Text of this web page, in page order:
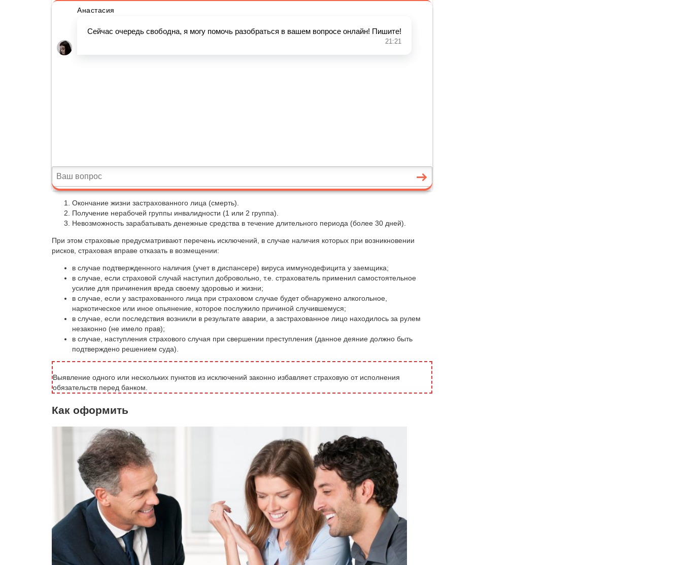
Окончание жизни застрахованного лица (смерть).
Получение нерабочей группы инвалидности (1 или 2 группа).
Невозможность зарабатывать денежные средства в течение длительного периода (более 30 дней).
При этом страховые предусматривают перечень исключений, в случае наличия которых при возникновении
рисков, страховая вправе отказать в возмещении:
в случае подтвержденного наличия (учет в диспансере) вируса иммунодефицита у заемщика;
в случае, если страховой случай наступил добровольно, т.е. страхователь применил самостоятельное
усилие для причинения вреда своему здоровью и жизни;
в случае, если у застрахованного лица при страховом случае будет обнаружено алкогольное,
наркотическое или иное опьянение, которое послужило причиной случившемуся;
в случае, если последствия возникли в результате аварии, а застрахованное лицо находилось за рулем
незаконно (не имело прав);
в случае, наступления страхового случая при свершении преступления (данное деяние должно быть
подтверждено решением суда).
Выявление одного или нескольких пунктов из исключений законно избавляет страховую от исполнения
обязательств перед банком.
Как оформить